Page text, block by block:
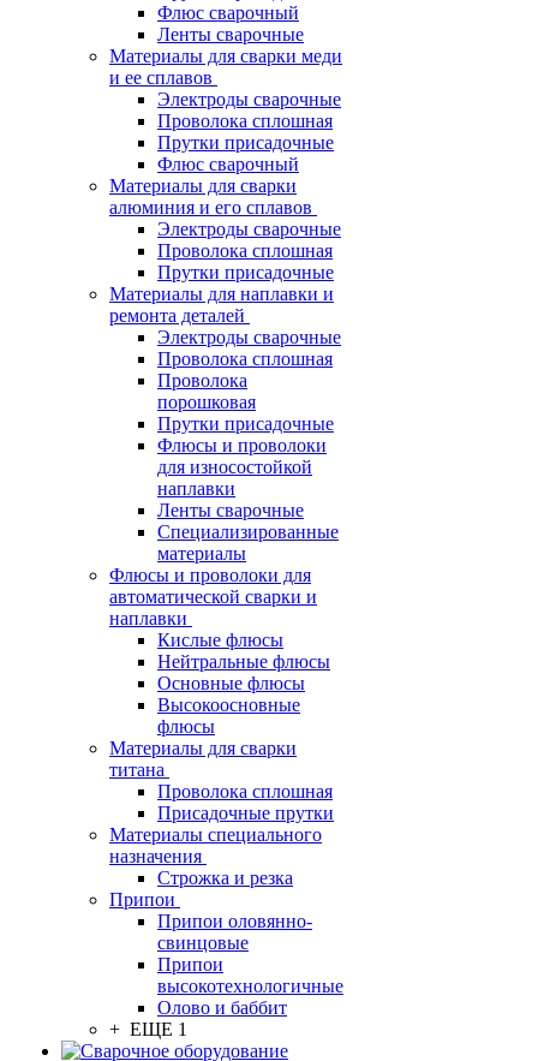
Флюс сварочный
Ленты сварочные
Материалы для сварки меди
и ее сплавов
Электроды сварочные
Проволока сплошная
Прутки присадочные
Флюс сварочный
Материалы для сварки
алюминия и его сплавов
Электроды сварочные
Проволока сплошная
Прутки присадочные
Материалы для наплавки и
ремонта деталей
Электроды сварочные
Проволока сплошная
Проволока
порошковая
Прутки присадочные
Флюсы и проволоки
для износостойкой
наплавки
Ленты сварочные
Специализированные
материалы
Флюсы и проволоки для
автоматической сварки и
наплавки
Кислые флюсы
Нейтральные флюсы
Основные флюсы
Высокоосновные
флюсы
Материалы для сварки
титана
Проволока сплошная
Присадочные прутки
Материалы специального
назначения
Строжка и резка
Припои
Припои оловянно-
свинцовые
Припои
высокотехнологичные
Олово и баббит
+ ЕЩЕ 1